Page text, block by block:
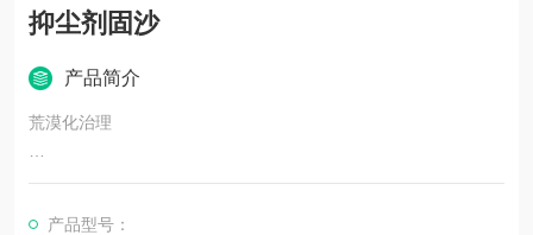
抑尘剂固沙
产品简介
荒漠化治理
在流动沙丘表面使用抑尘剂固沙，配合植树种草，形成“化学+生
产品型号：